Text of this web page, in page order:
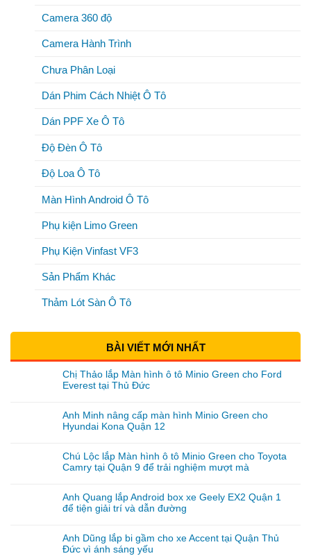
Camera 360 độ
Camera Hành Trình
Chưa Phân Loại
Dán Phim Cách Nhiệt Ô Tô
Dán PPF Xe Ô Tô
Độ Đèn Ô Tô
Độ Loa Ô Tô
Màn Hình Android Ô Tô
Phụ kiện Limo Green
Phụ Kiện Vinfast VF3
Sản Phẩm Khác
Thảm Lót Sàn Ô Tô
BÀI VIẾT MỚI NHẤT
Chị Thảo lắp Màn hình ô tô Minio Green cho Ford
Everest tại Thủ Đức
Anh Minh nâng cấp màn hình Minio Green cho
Hyundai Kona Quận 12
Chú Lộc lắp Màn hình ô tô Minio Green cho Toyota
Camry tại Quận 9 để trải nghiệm mượt mà
Anh Quang lắp Android box xe Geely EX2 Quận 1
để tiện giải trí và dẫn đường
Anh Dũng lắp bi gầm cho xe Accent tại Quận Thủ
Đức vì ánh sáng yếu